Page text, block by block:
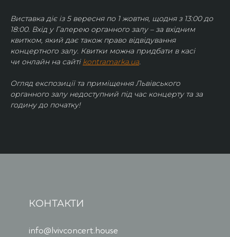
Виставка діє із 5 вересня по 1 жовтня, щодня з 13:00 до
18:00. Вхід у Галерею органного залу – за вхідним
квитком, який дає також право відвідування
концертного залу. Квитки можна придбати в касі
чи онлайн на сайті kontramarka.ua.
Огляд експозиції та приміщення Львівського
органного залу недоступний під час концерту та за
годину до початку!
КОНТАКТИ
info@lvivconcert.house